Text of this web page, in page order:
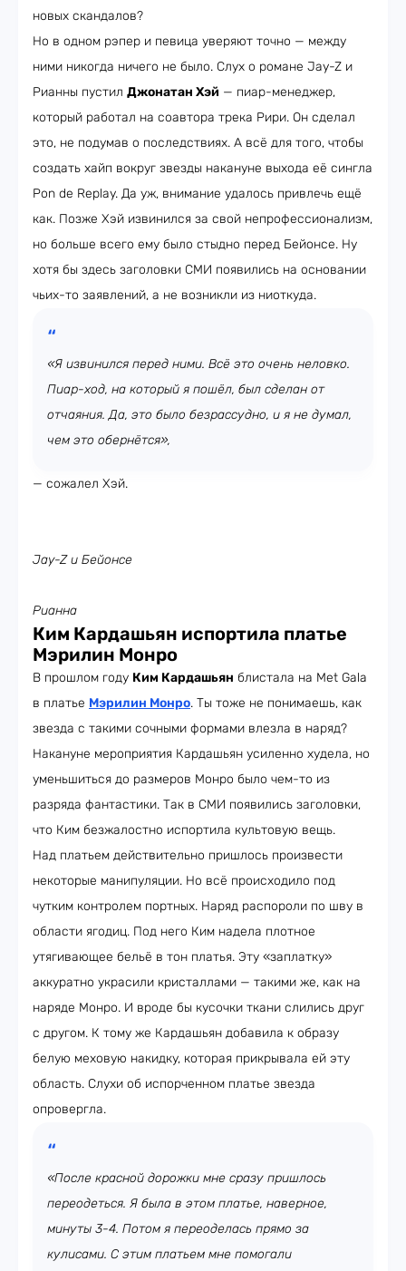
новых скандалов?
Но в одном рэпер и певица уверяют точно — между
ними никогда ничего не было. Слух о романе Jay-Z и
Рианны пустил Джонатан Хэй — пиар-менеджер,
который работал на соавтора трека Рири. Он сделал
это, не подумав о последствиях. А всё для того, чтобы
создать хайп вокруг звезды накануне выхода её сингла
Pon de Replay. Да уж, внимание удалось привлечь ещё
как. Позже Хэй извинился за свой непрофессионализм,
но больше всего ему было стыдно перед Бейонсе. Ну
хотя бы здесь заголовки СМИ появились на основании
чьих-то заявлений, а не возникли из ниоткуда.
«Я извинился перед ними. Всё это очень неловко.
Пиар-ход, на который я пошёл, был сделан от
отчаяния. Да, это было безрассудно, и я не думал,
чем это обернётся»,
— сожалел Хэй.
Jay-Z и Бейонсе
Рианна
Ким Кардашьян испортила платье
Мэрилин Монро
В прошлом году Ким Кардашьян блистала на Met Gala
в платье Мэрилин Монро. Ты тоже не понимаешь, как
звезда с такими сочными формами влезла в наряд?
Накануне мероприятия Кардашьян усиленно худела, но
уменьшиться до размеров Монро было чем-то из
разряда фантастики. Так в СМИ появились заголовки,
что Ким безжалостно испортила культовую вещь.
Над платьем действительно пришлось произвести
некоторые манипуляции. Но всё происходило под
чутким контролем портных. Наряд распороли по шву в
области ягодиц. Под него Ким надела плотное
утягивающее бельё в тон платья. Эту «заплатку»
аккуратно украсили кристаллами — такими же, как на
наряде Монро. И вроде бы кусочки ткани слились друг
с другом. К тому же Кардашьян добавила к образу
белую меховую накидку, которая прикрывала ей эту
область. Слухи об испорченном платье звезда
опровергла.
«После красной дорожки мне сразу пришлось
переодеться. Я была в этом платье, наверное,
минуты 3-4. Потом я переоделась прямо за
кулисами. С этим платьем мне помогали